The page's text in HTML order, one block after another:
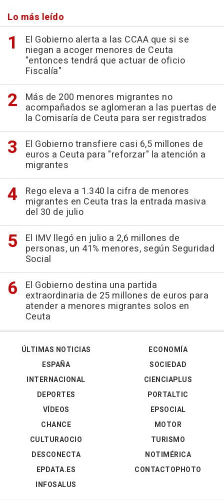
Lo más leído
El Gobierno alerta a las CCAA que si se
niegan a acoger menores de Ceuta
"entonces tendrá que actuar de oficio
Fiscalía"
Más de 200 menores migrantes no
acompañados se aglomeran a las puertas de
la Comisaría de Ceuta para ser registrados
El Gobierno transfiere casi 6,5 millones de
euros a Ceuta para "reforzar" la atención a
migrantes
Rego eleva a 1.340 la cifra de menores
migrantes en Ceuta tras la entrada masiva
del 30 de julio
El IMV llegó en julio a 2,6 millones de
personas, un 41% menores, según Seguridad
Social
El Gobierno destina una partida
extraordinaria de 25 millones de euros para
atender a menores migrantes solos en
Ceuta
ÚLTIMAS NOTICIAS
ESPAÑA
INTERNACIONAL
DEPORTES
VÍDEOS
ECONOMÍA
SOCIEDAD
CIENCIAPLUS
PORTALTIC
EPSOCIAL
CHANCE
CULTURAOCIO
DESCONECTA
EPDATA.ES
INFOSALUS
MOTOR
TURISMO
NOTIMÉRICA
CONTACTOPHOTO